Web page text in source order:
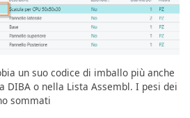
un suo codice di imballo più anche
DIBA o nella Lista Assembl. I pesi dei
sommati